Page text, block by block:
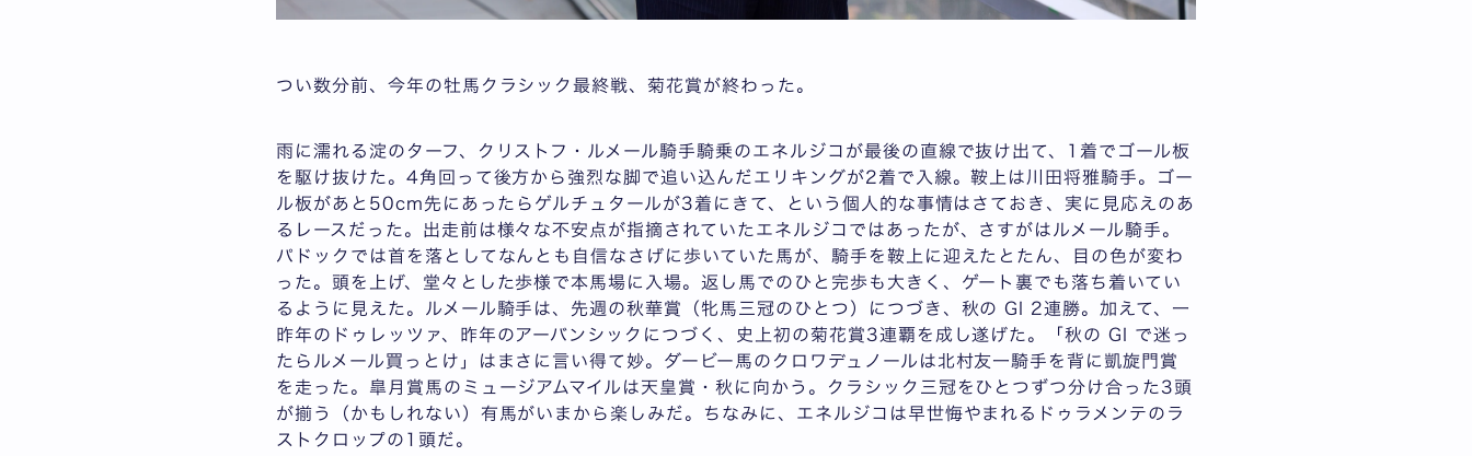
つい数分前、今年の牡馬クラシック最終戦、菊花賞が終わった。
雨に濡れる淀のターフ、クリストフ・ルメール騎手騎乗のエネルジコが最後の直線で抜け出て、1着でゴール板
を駆け抜けた。4角回って後方から強烈な脚で追い込んだエリキングが2着で入線。鞍上は川田将雅騎手。ゴー
ル板があと50cm先にあったらゲルチュタールが3着にきて、という個人的な事情はさておき、実に見応えのあ
るレースだった。出走前は様々な不安点が指摘されていたエネルジコではあったが、さすがはルメール騎手。
パドックでは首を落としてなんとも自信なさげに歩いていた馬が、騎手を鞍上に迎えたとたん、目の色が変わ
った。頭を上げ、堂々とした歩様で本馬場に入場。返し馬でのひと完歩も大きく、ゲート裏でも落ち着いてい
るように見えた。ルメール騎手は、先週の秋華賞（牝馬三冠のひとつ）につづき、秋の GI 2連勝。加えて、一
昨年のドゥレッツァ、昨年のアーバンシックにつづく、史上初の菊花賞3連覇を成し遂げた。「秋の GI で迷っ
たらルメール買っとけ」はまさに言い得て妙。ダービー馬のクロワデュノールは北村友一騎手を背に凱旋門賞
を走った。皐月賞馬のミュージアムマイルは天皇賞・秋に向かう。クラシック三冠をひとつずつ分け合った3頭
が揃う（かもしれない）有馬がいまから楽しみだ。ちなみに、エネルジコは早世悔やまれるドゥラメンテのラ
ストクロップの1頭だ。